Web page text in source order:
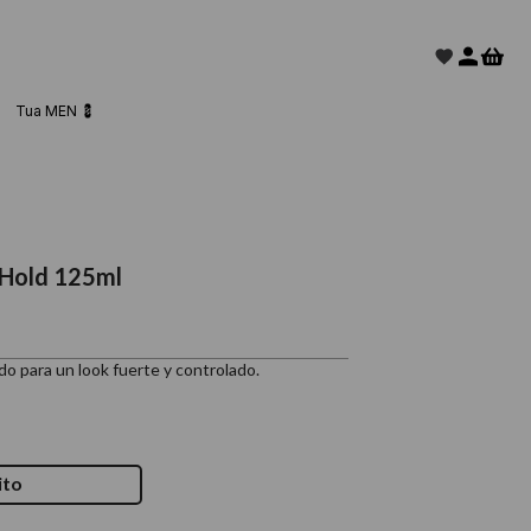
Tua MEN 💈
125ml
para un look fuerte y controlado.